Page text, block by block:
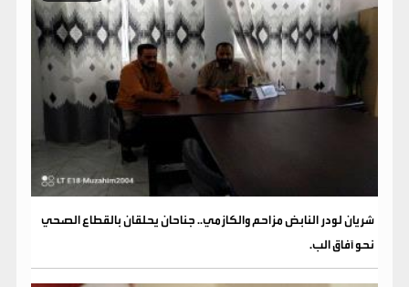
شريان لودر النابض مزاحم والكازمي.. جناحان يحلقان بالقطاع الصحي
نحو آفاق الب.